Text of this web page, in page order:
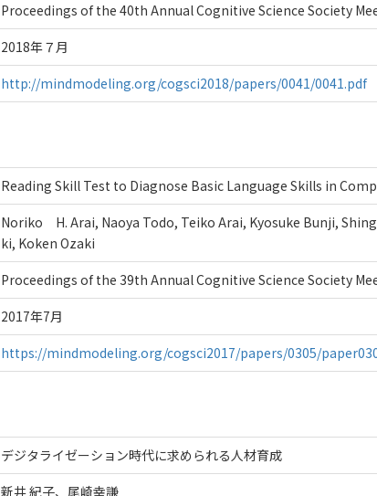
Proceedings of the 40th Annual Cognitive Science Society
2018年７月
http://mindmodeling.org/cogsci2018/papers/0041/0041.pdf
Reading Skill Test to Diagnose Basic Language Skills in
Noriko H. Arai, Naoya Todo, Teiko Arai, Kyosuke Bunji,
ki, Koken Ozaki
Proceedings of the 39th Annual Cognitive Science Society
2017年7月
https://mindmodeling.org/cogsci2017/papers/0305/
デジタライゼーション時代に求められる人材育成
新井 紀子、尾崎幸謙